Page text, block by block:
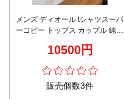
メンズ ディオール tシャツスーパ
ーコピー トップス カップル 純綿
10500円
販売個数3件